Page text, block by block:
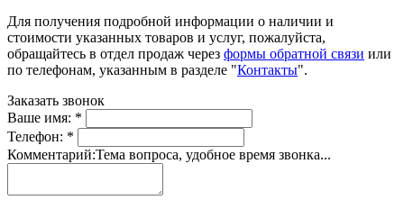
Для получения подробной информации о наличии и
стоимости указанных товаров и услуг, пожалуйста,
обращайтесь в отдел продаж через формы обратной связи или
по телефонам, указанным в разделе "Контакты".
Заказать звонок
Ваше имя: *
Телефон: *
Комментарий:Тема вопроса, удобное время звонка...